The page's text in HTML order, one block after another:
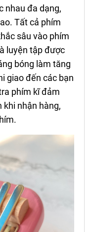
nhau đa dạng,
Tất cả phím
sâu vào phím
luyện tập được
bóng làm tăng
giao đến các bạn
phím kĩ đảm
khi nhận hàng,